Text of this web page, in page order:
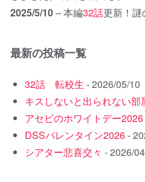
2025/5/10– 本編32話更新！謎
最新の投稿一覧
32話 転校生 - 2026/05/10
キスしないと出られない部
アセビのホワイトデー2026
DSSバレンタイン2026-
シアター悲喜交々 - 2026/